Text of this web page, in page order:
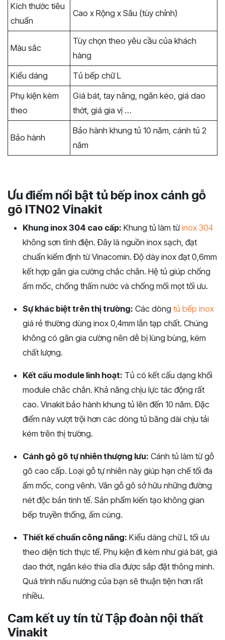
Kích thước tiêu
chuẩn
Cao x Rộng x Sâu (tùy chỉnh)
Màu sắc
Tùy chọn theo yêu cầu của khách
hàng
Kiểu dáng
Tủ bếp chữ L
Phụ kiện kèm
theo
Giá bát, tay nâng, ngăn kéo, giá dao
thớt, giá gia vị …
Bảo hành
Bảo hành khung tủ 10 năm, cánh tủ 2
năm
Ưu điểm nổi bật tủ bếp inox cánh gỗ
gõ ITN02 Vinakit
Khung inox 304 cao cấp: Khung tủ làm từinox 304
không sơn tĩnh điện. Đây là nguồn inox sạch, đạt
chuẩn kiểm định từ Vinacomin. Độ dày inox đạt 0,6mm
kết hợp gân gia cường chắc chắn. Hệ tủ giúp chống
ẩm mốc, chống thấm nước và chống mối mọt tối ưu.
Sự khác biệt trên thị trường: Các dòng tủ bếp inox
giá rẻ thường dùng inox 0,4mm lẫn tạp chất. Chúng
không có gân gia cường nên dễ bị lùng bùng, kém
chất lượng.
Kết cấu module linh hoạt: Tủ có kết cấu dạng khối
module chắc chắn. Khả năng chịu lực tác động rất
cao. Vinakit bảo hành khung tủ lên đến 10 năm. Đặc
điểm này vượt trội hơn các dòng tủ băng dài chịu tải
kém trên thị trường.
Cánh gỗ gõ tự nhiên thượng lưu: Cánh tủ làm từ gỗ
gõ cao cấp. Loại gỗ tự nhiên này giúp hạn chế tối đa
ẩm mốc, cong vênh. Vân gỗ gõ sở hữu những đường
nét độc bản tinh tế. Sản phẩm kiến tạo không gian
bếp truyền thống, ấm cúng.
Thiết kế chuẩn công năng: Kiểu dáng chữ L tối ưu
theo diện tích thực tế. Phụ kiện đi kèm như giá bát, giá
dao thớt, ngăn kéo thìa dĩa được sắp đặt thông minh.
Quá trình nấu nướng của bạn sẽ thuận tiện hơn rất
nhiều.
Cam kết uy tín từ Tập đoàn nội thất
Vinakit